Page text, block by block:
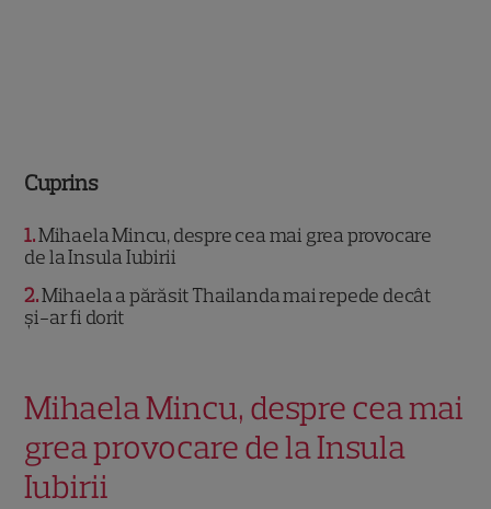
Cuprins
1 Mihaela Mincu, despre cea mai grea provocare
de la Insula Iubirii
2 Mihaela a părăsit Thailanda mai repede decât
și-ar fi dorit
Mihaela Mincu, despre cea mai
grea provocare de la Insula
Iubirii